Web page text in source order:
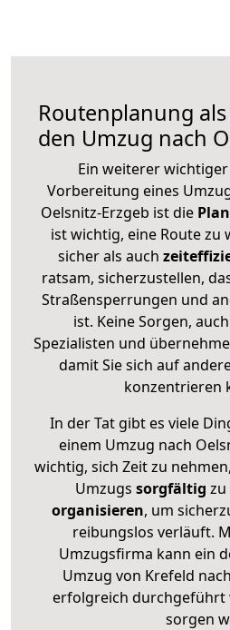
Routenplanung
den Umzug nach
Ein weiterer
Vorbereitung eines
Oelsnitz-Erzgeb ist die
ist wichtig, eine Route zu
sicher als auch
ratsam, sicherzustellen,
Straßensperrungen und
ist. Keine Sorgen,
Spezialisten und
damit Sie sich auf
konzentrieren
In der Tat gibt es viele
einem Umzug nach
wichtig, sich Zeit zu
Umzugs sorgfältig zu
organisieren, um
reibungslos verläuft.
Umzugsfirma kann ein
Umzug von Krefeld
erfolgreich durchgeführt
sorgen